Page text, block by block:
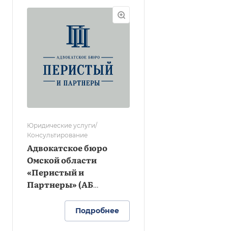
Юридические услуги/
Консультирование
Адвокатское бюро
Омской области
«Перистый и
Партнеры» (АБ
Партнеры»)Подробнее